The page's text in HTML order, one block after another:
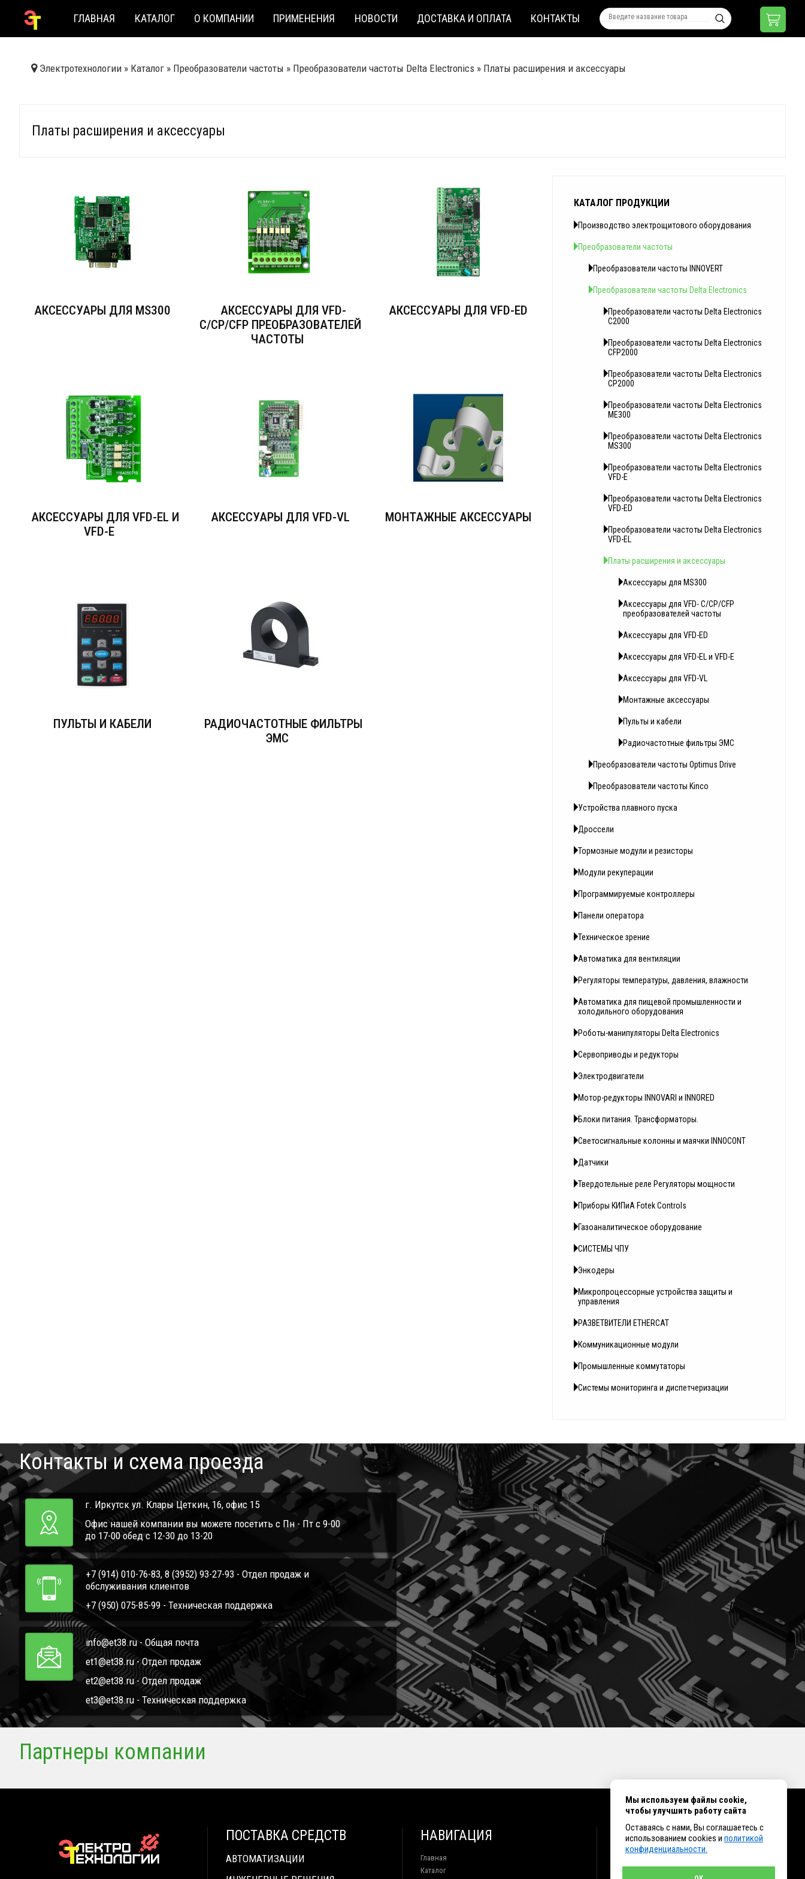
ГЛАВНАЯ КАТАЛОГ О КОМПАНИИ ПРИМЕНЕНИЯ НОВОСТИ ДОСТАВКА И ОПЛАТА КОНТАКТЫ
Электротехнологии » Каталог » Преобразователи частоты » Преобразователи частоты Delta Electronics » Платы расширения и аксессуары
Платы расширения и аксессуары
АКСЕССУАРЫ ДЛЯ MS300
АКСЕССУАРЫ ДЛЯ VFD-
C/CP/CFP ПРЕОБРАЗОВАТЕЛЕЙ
ЧАСТОТЫ
АКСЕССУАРЫ ДЛЯ VFD-ED
АКСЕССУАРЫ ДЛЯ VFD-EL И
VFD-E
АКСЕССУАРЫ ДЛЯ VFD-VL МОНТАЖНЫЕ АКСЕССУАРЫ
ПУЛЬТЫ И КАБЕЛИ
РАДИОЧАСТОТНЫЕ ФИЛЬТРЫ
ЭМС
КАТАЛОГ ПРОДУКЦИИ
Производство электрощитового оборудования
Преобразователи частоты
Преобразователи частоты INNOVERT
Преобразователи частоты Delta Electronics
Преобразователи частоты Delta Electronics
C2000
Преобразователи частоты Delta Electronics
CFP2000
Преобразователи частоты Delta Electronics
CP2000
Преобразователи частоты Delta Electronics
ME300
Преобразователи частоты Delta Electronics
MS300
Преобразователи частоты Delta Electronics
VFD-E
Преобразователи частоты Delta Electronics
VFD-ED
Преобразователи частоты Delta Electronics
VFD-EL
Платы расширения и аксессуары
Аксессуары для MS300
Аксессуары для VFD- C/CP/CFP
преобразователей частоты
Аксессуары для VFD-ED
Аксессуары для VFD-EL и VFD-E
Аксессуары для VFD-VL
Монтажные аксессуары
Пульты и кабели
Радиочастотные фильтры ЭМС
Преобразователи частоты Optimus Drive
Преобразователи частоты Kinco
Устройства плавного пуска
Дроссели
Тормозные модули и резисторы
Модули рекуперации
Программируемые контроллеры
Панели оператора
Техническое зрение
Автоматика для вентиляции
Регуляторы температуры, давления, влажности
Автоматика для пищевой промышленности и
холодильного оборудования
Роботы-манипуляторы Delta Electronics
Сервоприводы и редукторы
Электродвигатели
Мотор-редукторы INNOVARI и INNORED
Блоки питания. Трансформаторы.
Светосигнальные колонны и маячки INNOCONT
Датчики
Твердотельные реле Регуляторы мощности
Приборы КИПиА Fotek Controls
Газоаналитическое оборудование
СИСТЕМЫ ЧПУ
Энкодеры
Микропроцессорные устройства защиты и
управления
РАЗВЕТВИТЕЛИ ETHERCAT
Коммуникационные модули
Промышленные коммутаторы
Системы мониторинга и диспетчеризации
Контакты и схема проезда
г. Иркутск ул. Клары Цеткин, 16, офис 15
Офис нашей компании вы можете посетить с Пн - Пт с 9-00
до 17-00 обед с 12-30 до 13-20
+7 (914) 010-76-83, 8 (3952) 93-27-93 - Отдел продаж и
обслуживания клиентов
+7 (950) 075-85-99 - Техническая поддержка
info@et38.ru - Общая почта
et1@et38.ru - Отдел продаж
et2@et38.ru - Отдел продаж
et3@et38.ru - Техническая поддержка
Партнеры компании
ПОСТАВКА СРЕДСТВ
АВТОМАТИЗАЦИИ
НАВИГАЦИЯ
Главная
Каталог
КОНТАКТЫ
+7 (914) 010-76-83, 8 (3952) 93-27-93 - Отдел
Мы используем файлы cookie,
чтобы улучшить работу сайта
Оставаясь с нами, Вы соглашаетесь с
использованием cookies и политикой
конфиденциальности.